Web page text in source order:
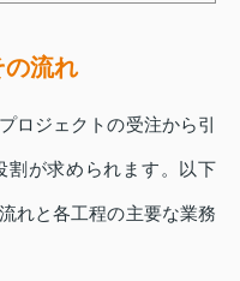
の流れ
ロジェクトの受注から引
割が求められます。以下
れと各工程の主要な業務